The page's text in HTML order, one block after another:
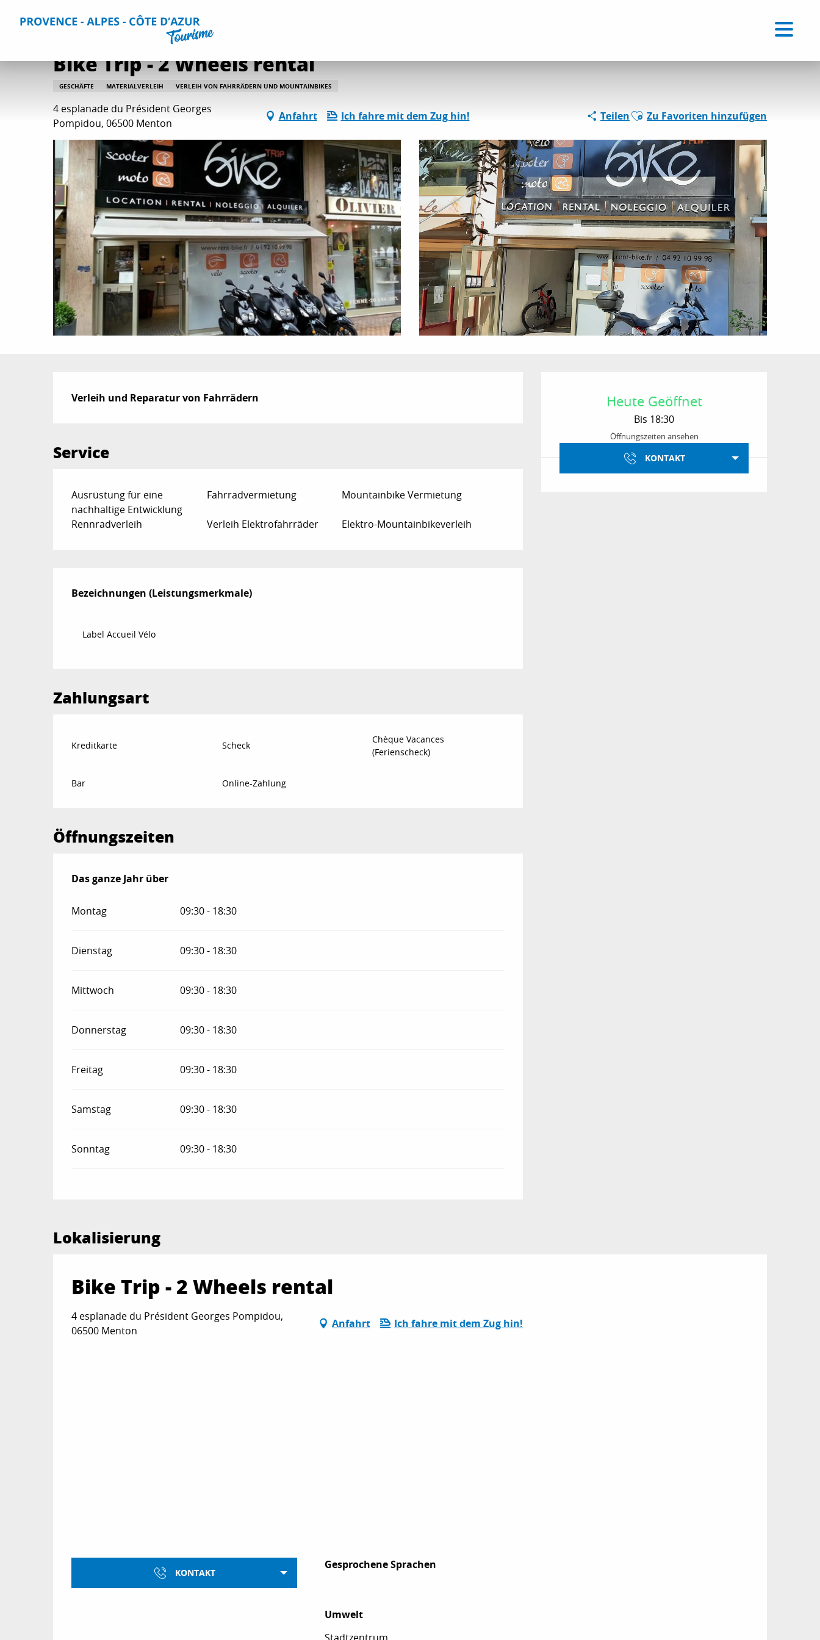
Home Bike Trip - 2 Wheels rental
Bike Trip - 2 Wheels rental
GESCHÄFTE MATERIALVERLEIH VERLEIH VON FAHRRÄDERN UND MOUNTAINBIKES
4 esplanade du Président Georges
Pompidou, 06500 Menton
Anfahrt Ich fahre mit dem Zug hin! TeilenAjouter aux favoris
Zu Favoriten hinzufügen
Öffnungszeiten &
Heute Geöffnet
Bis 18:30
Öffnungszeiten ansehen
KONTAKT
Beschreibung
Verleih und Reparatur von Fahrrädern
Service
Ausrüstung für eine
nachhaltige Entwicklung
Fahrradvermietung Mountainbike Vermietung
Rennradverleih Verleih Elektrofahrräder Elektro-Mountainbikeverleih
Leistungensmöglichkeiten
Bezeichnungen (Leistungsmerkmale)
Bezeichnungen (Leistungsmerkmale)
Label Accueil Vélo
Zahlungsart
Kreditkarte Scheck
Chèque Vacances
(Ferienscheck)
Bar Online-Zahlung
Öffnungszeiten
Das ganze Jahr über
Das ganze Jahr über
Montag 09:30 - 18:30
Dienstag 09:30 - 18:30
Mittwoch 09:30 - 18:30
Donnerstag 09:30 - 18:30
Freitag 09:30 - 18:30
Samstag 09:30 - 18:30
Sonntag 09:30 - 18:30
Lokalisierung
Bike Trip - 2 Wheels rental
4 esplanade du Président Georges Pompidou,
06500 Menton
Anfahrt Ich fahre mit dem Zug hin!
KONTAKT
Gesprochene Sprachen
Gesprochene Sprachen
Umwelt
Umwelt